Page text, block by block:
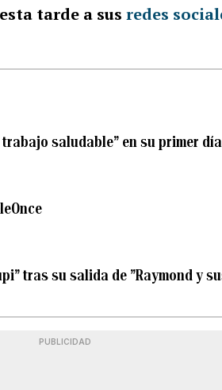
tarde a susredes
saludable” en su primer
tras su salida de ”Raymond y
PUBLICIDAD